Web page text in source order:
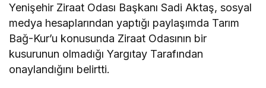
Yenişehir Ziraat Odası Başkanı Sadi Aktaş, sosyal
medya hesaplarından yaptığı paylaşımda Tarım
Bağ-Kur’u konusunda Ziraat Odasının bir
kusurunun olmadığı Yargıtay Tarafından
onaylandığını belirtti.